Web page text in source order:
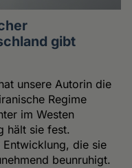
gibt
unsere Autorin die
Regime
im Westen
hält sie fest.
die sie
beunruhigt.